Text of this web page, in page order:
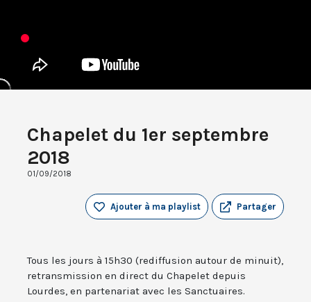
Chapelet du 1er septembre
2018
01/09/2018
Partager
Ajouter à ma playlist
Tous les jours à 15h30 (rediffusion autour de minuit),
retransmission en direct du Chapelet depuis
Lourdes, en partenariat avec les Sanctuaires.